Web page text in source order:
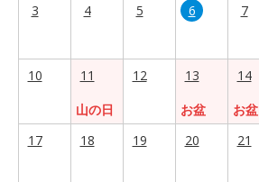
3 4 5 6 7
10
11
山の日
12
13
お盆
14
お盆
17
18 19 20 21